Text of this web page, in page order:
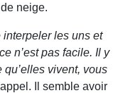
neige.
les uns et
n’est pas facile. Il y
vivent, vous
Il semble avoir